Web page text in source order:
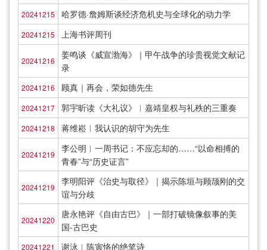
20241215 哈罗德·詹姆斯谈经济危机史与全球化的动力学
20241215 上海书评周刊
20241216
姜鸣谈《威宣渤海》｜甲午战争的珍贵视觉文献记
录
20241216 顾真｜再会，荣如德先生
20241217 郭宇昕读《大礼议》︱嘉靖皇权与礼秩的三重奏
20241218 蒋维崧︱我认识的胡守为先生
20241219
李公明︱一周书记：不应忘却的……“以命相搏的
青春”与“历史证言”
20241219
李明阳评《治史与取径》｜揭示陈垣与顾颉刚的交
谊与分歧
20241220
唐永艳评《自由古巴》｜一部打破镜像叙事的美
国-古巴史
20241221 谢泳︱陈寅恪的绝笔诗